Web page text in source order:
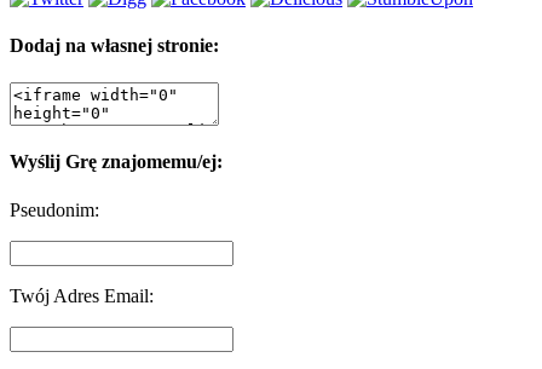
Dodaj na własnej stronie:
Wyślij Grę znajomemu/ej:
Pseudonim:
Twój Adres Email: